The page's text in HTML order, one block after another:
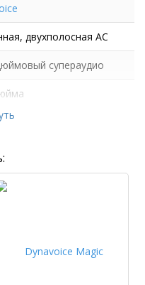
двухполосная АС
супераудио